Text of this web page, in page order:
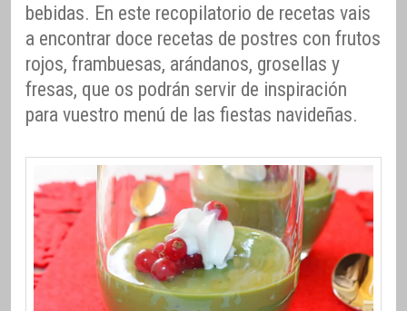
bebidas. En este recopilatorio de recetas vais
a encontrar doce recetas de postres con frutos
rojos, frambuesas, arándanos, grosellas y
fresas, que os podrán servir de inspiración
para vuestro menú de las fiestas navideñas.